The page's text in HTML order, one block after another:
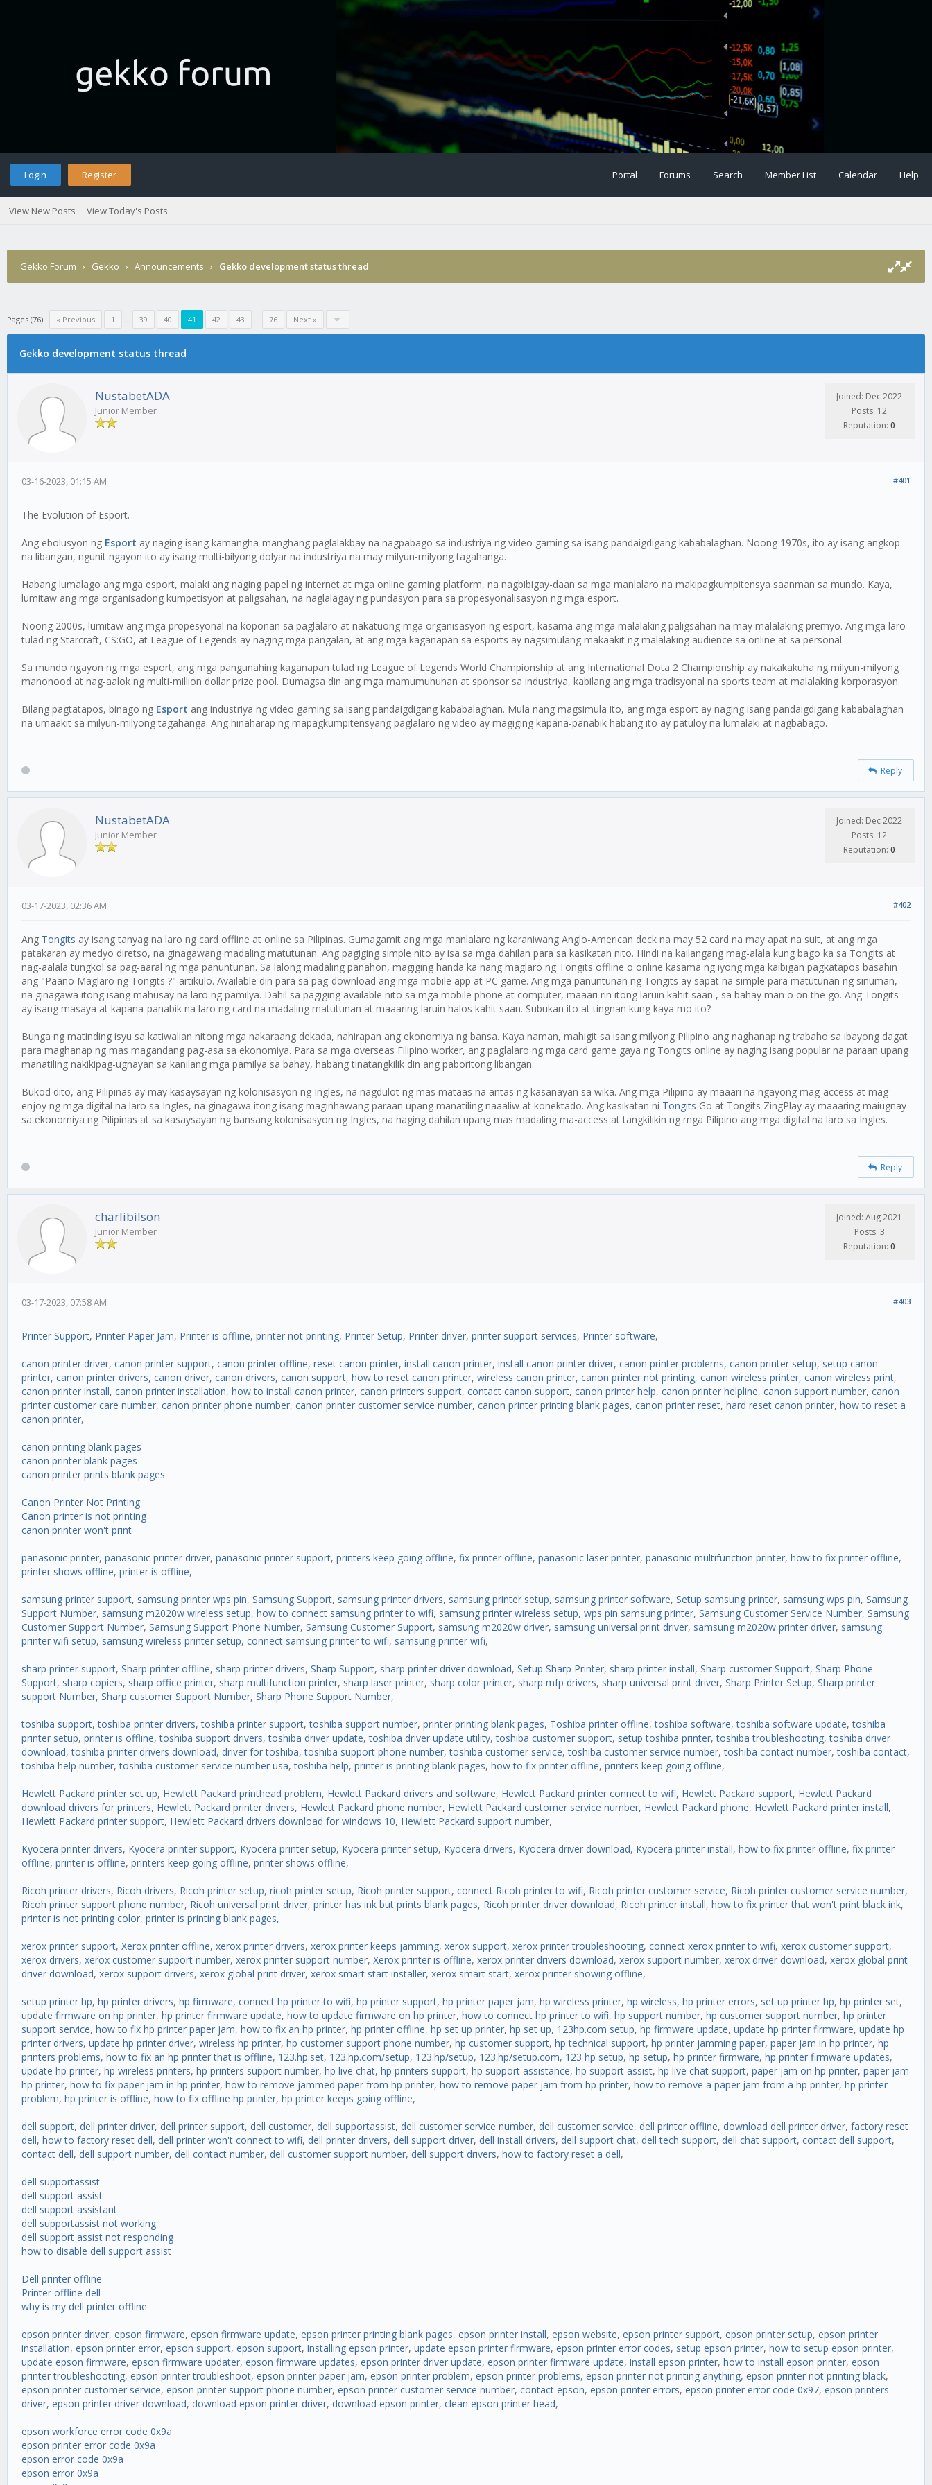
Login Register Portal Forums Search Member List Calendar Help
View New Posts View Today's Posts
Gekko Forum › Gekko › Announcements › Gekko development status thread
Pages (76): « Previous 1 ... 39 40 41 42 43 ... 76 Next »
Gekko development status thread
NustabetADA
Junior Member
Joined: Dec 2022
Posts: 12
Reputation: 0
#401
03-16-2023, 01:15 AM
The Evolution of Esport.
Ang ebolusyon ng Esport ay naging isang kamangha-manghang paglalakbay na nagpabago sa industriya ng video gaming sa isang pandaigdigang kababalaghan. Noong 1970s, ito ay isang angkop
na libangan, ngunit ngayon ito ay isang multi-bilyong dolyar na industriya na may milyun-milyong tagahanga.
Habang lumalago ang mga esport, malaki ang naging papel ng internet at mga online gaming platform, na nagbibigay-daan sa mga manlalaro na makipagkumpitensya saanman sa mundo. Kaya,
lumitaw ang mga organisadong kumpetisyon at paligsahan, na naglalagay ng pundasyon para sa propesyonalisasyon ng mga esport.
Noong 2000s, lumitaw ang mga propesyonal na koponan sa paglalaro at nakatuong mga organisasyon ng esport, kasama ang mga malalaking paligsahan na may malalaking premyo. Ang mga laro
tulad ng Starcraft, CS:GO, at League of Legends ay naging mga pangalan, at ang mga kaganapan sa esports ay nagsimulang makaakit ng malalaking audience sa online at sa personal.
Sa mundo ngayon ng mga esport, ang mga pangunahing kaganapan tulad ng League of Legends World Championship at ang International Dota 2 Championship ay nakakakuha ng milyun-milyong
manonood at nag-aalok ng multi-million dollar prize pool. Dumagsa din ang mga mamumuhunan at sponsor sa industriya, kabilang ang mga tradisyonal na sports team at malalaking korporasyon.
Bilang pagtatapos, binago ng Esport ang industriya ng video gaming sa isang pandaigdigang kababalaghan. Mula nang magsimula ito, ang mga esport ay naging isang pandaigdigang kababalaghan
na umaakit sa milyun-milyong tagahanga. Ang hinaharap ng mapagkumpitensyang paglalaro ng video ay magiging kapana-panabik habang ito ay patuloy na lumalaki at nagbabago.
Reply
NustabetADA
Junior Member
Joined: Dec 2022
Posts: 12
Reputation: 0
#402
03-17-2023, 02:36 AM
Ang Tongits ay isang tanyag na laro ng card offline at online sa Pilipinas. Gumagamit ang mga manlalaro ng karaniwang Anglo-American deck na may 52 card na may apat na suit, at ang mga
patakaran ay medyo diretso, na ginagawang madaling matutunan. Ang pagiging simple nito ay isa sa mga dahilan para sa kasikatan nito. Hindi na kailangang mag-alala kung bago ka sa Tongits at
nag-aalala tungkol sa pag-aaral ng mga panuntunan. Sa lalong madaling panahon, magiging handa ka nang maglaro ng Tongits offline o online kasama ng iyong mga kaibigan pagkatapos basahin
ang "Paano Maglaro ng Tongits ?" artikulo. Available din para sa pag-download ang mga mobile app at PC game. Ang mga panuntunan ng Tongits ay sapat na simple para matutunan ng sinuman,
na ginagawa itong isang mahusay na laro ng pamilya. Dahil sa pagiging available nito sa mga mobile phone at computer, maaari rin itong laruin kahit saan , sa bahay man o on the go. Ang Tongits
ay isang masaya at kapana-panabik na laro ng card na madaling matutunan at maaaring laruin halos kahit saan. Subukan ito at tingnan kung kaya mo ito?
Bunga ng matinding isyu sa katiwalian nitong mga nakaraang dekada, nahirapan ang ekonomiya ng bansa. Kaya naman, mahigit sa isang milyong Pilipino ang naghanap ng trabaho sa ibayong dagat
para maghanap ng mas magandang pag-asa sa ekonomiya. Para sa mga overseas Filipino worker, ang paglalaro ng mga card game gaya ng Tongits online ay naging isang popular na paraan upang
manatiling nakikipag-ugnayan sa kanilang mga pamilya sa bahay, habang tinatangkilik din ang paboritong libangan.
Bukod dito, ang Pilipinas ay may kasaysayan ng kolonisasyon ng Ingles, na nagdulot ng mas mataas na antas ng kasanayan sa wika. Ang mga Pilipino ay maaari na ngayong mag-access at mag-
enjoy ng mga digital na laro sa Ingles, na ginagawa itong isang maginhawang paraan upang manatiling naaaliw at konektado. Ang kasikatan ni Tongits Go at Tongits ZingPlay ay maaaring maiugnay
sa ekonomiya ng Pilipinas at sa kasaysayan ng bansang kolonisasyon ng Ingles, na naging dahilan upang mas madaling ma-access at tangkilikin ng mga Pilipino ang mga digital na laro sa Ingles.
Reply
charlibilson
Junior Member
Joined: Aug 2021
Posts: 3
Reputation: 0
#403
03-17-2023, 07:58 AM
Printer Support, Printer Paper Jam, Printer is offline, printer not printing, Printer Setup, Printer driver, printer support services, Printer software,
canon printer driver, canon printer support, canon printer offline, reset canon printer, install canon printer, install canon printer driver, canon printer problems, canon printer setup, setup canon
printer, canon printer drivers, canon driver, canon drivers, canon support, how to reset canon printer, wireless canon printer, canon printer not printing, canon wireless printer, canon wireless print,
canon printer install, canon printer installation, how to install canon printer, canon printers support, contact canon support, canon printer help, canon printer helpline, canon support number, canon
printer customer care number, canon printer phone number, canon printer customer service number, canon printer printing blank pages, canon printer reset, hard reset canon printer, how to reset a
canon printer,
canon printing blank pages
canon printer blank pages
canon printer prints blank pages
Canon Printer Not Printing
Canon printer is not printing
canon printer won't print
panasonic printer, panasonic printer driver, panasonic printer support, printers keep going offline, fix printer offline, panasonic laser printer, panasonic multifunction printer, how to fix printer offline,
printer shows offline, printer is offline,
samsung printer support, samsung printer wps pin, Samsung Support, samsung printer drivers, samsung printer setup, samsung printer software, Setup samsung printer, samsung wps pin, Samsung
Support Number, samsung m2020w wireless setup, how to connect samsung printer to wifi, samsung printer wireless setup, wps pin samsung printer, Samsung Customer Service Number, Samsung
Customer Support Number, Samsung Support Phone Number, Samsung Customer Support, samsung m2020w driver, samsung universal print driver, samsung m2020w printer driver, samsung
printer wifi setup, samsung wireless printer setup, connect samsung printer to wifi, samsung printer wifi,
sharp printer support, Sharp printer offline, sharp printer drivers, Sharp Support, sharp printer driver download, Setup Sharp Printer, sharp printer install, Sharp customer Support, Sharp Phone
Support, sharp copiers, sharp office printer, sharp multifunction printer, sharp laser printer, sharp color printer, sharp mfp drivers, sharp universal print driver, Sharp Printer Setup, Sharp printer
support Number, Sharp customer Support Number, Sharp Phone Support Number,
toshiba support,toshiba printer drivers,toshiba printer support,toshiba support number, printer printing blank pages, Toshiba printer offline,toshiba software,toshiba software update,toshiba
printer setup, printer is offline,toshiba support drivers,toshiba driver update,toshiba driver update utility,toshiba customer support, setup toshiba printer,toshiba troubleshooting,toshiba driver
download,toshiba printer drivers download, driver for toshiba,toshiba support phone number,toshiba customer service,toshiba customer service number,toshiba contact number,toshiba contact,
toshiba help number,toshiba customer service number usa,toshiba help, printer is printing blank pages, how to fix printer offline, printers keep going offline,
Hewlett Packard printer set up, Hewlett Packard printhead problem, Hewlett Packard drivers and software, Hewlett Packard printer connect to wifi, Hewlett Packard support, Hewlett Packard
download drivers for printers, Hewlett Packard printer drivers, Hewlett Packard phone number, Hewlett Packard customer service number, Hewlett Packard phone, Hewlett Packard printer install,
Hewlett Packard printer support, Hewlett Packard drivers download for windows 10, Hewlett Packard support number,
Kyocera printer drivers, Kyocera printer support, Kyocera printer setup, Kyocera printer setup, Kyocera drivers, Kyocera driver download, Kyocera printer install, how to fix printer offline, fix printer
offline, printer is offline, printers keep going offline, printer shows offline,
Ricoh printer drivers, Ricoh drivers, Ricoh printer setup, ricoh printer setup, Ricoh printer support, connect Ricoh printer to wifi, Ricoh printer customer service, Ricoh printer customer service number,
Ricoh printer support phone number, Ricoh universal print driver, printer has ink but prints blank pages, Ricoh printer driver download, Ricoh printer install, how to fix printer that won't print black ink,
printer is not printing color, printer is printing blank pages,
xerox printer support, Xerox printer offline, xerox printer drivers, xerox printer keeps jamming, xerox support, xerox printer troubleshooting, connect xerox printer to wifi, xerox customer support,
xerox drivers, xerox customer support number, xerox printer support number, Xerox printer is offline, xerox printer drivers download, xerox support number, xerox driver download, xerox global print
driver download, xerox support drivers, xerox global print driver, xerox smart start installer, xerox smart start, xerox printer showing offline,
setup printer hp, hp printer drivers, hp firmware, connect hp printer to wifi, hp printer support, hp printer paper jam, hp wireless printer, hp wireless, hp printer errors, set up printer hp, hp printer set,
update firmware on hp printer, hp printer firmware update, how to update firmware on hp printer, how to connect hp printer to wifi, hp support number, hp customer support number, hp printer
support service, how to fix hp printer paper jam, how to fix an hp printer, hp printer offline, hp set up printer, hp set up, 123hp.com setup, hp firmware update, update hp printer firmware, update hp
printer drivers, update hp printer driver, wireless hp printer, hp customer support phone number, hp customer support, hp technical support, hp printer jamming paper, paper jam in hp printer, hp
printers problems, how to fix an hp printer that is offline, 123.hp.set, 123.hp.com/setup, 123.hp/setup, 123.hp/setup.com, 123 hp setup, hp setup, hp printer firmware, hp printer firmware updates,
update hp printer, hp wireless printers, hp printers support number, hp live chat, hp printers support, hp support assistance, hp support assist, hp live chat support, paper jam on hp printer, paper jam
hp printer, how to fix paper jam in hp printer, how to remove jammed paper from hp printer, how to remove paper jam from hp printer, how to remove a paper jam from a hp printer, hp printer
problem, hp printer is offline, how to fix offline hp printer, hp printer keeps going offline,
dell support, dell printer driver, dell printer support, dell customer, dell supportassist, dell customer service number, dell customer service, dell printer offline, download dell printer driver, factory reset
dell, how to factory reset dell, dell printer won't connect to wifi, dell printer drivers, dell support driver, dell install drivers, dell support chat, dell tech support, dell chat support, contact dell support,
contact dell, dell support number, dell contact number, dell customer support number, dell support drivers, how to factory reset a dell,
dell supportassist
dell support assist
dell support assistant
dell supportassist not working
dell support assist not responding
how to disable dell support assist
Dell printer offline
Printer offline dell
why is my dell printer offline
epson printer driver, epson firmware, epson firmware update, epson printer printing blank pages, epson printer install, epson website, epson printer support, epson printer setup, epson printer
installation, epson printer error, epson support, epson support, installing epson printer, update epson printer firmware, epson printer error codes, setup epson printer, how to setup epson printer,
update epson firmware, epson firmware updater, epson firmware updates, epson printer driver update, epson printer firmware update, install epson printer, how to install epson printer, epson
printer troubleshooting, epson printer troubleshoot, epson printer paper jam, epson printer problem, epson printer problems, epson printer not printing anything, epson printer not printing black,
epson printer customer service, epson printer support phone number, epson printer customer service number, contact epson, epson printer errors, epson printer error code 0x97, epson printers
driver, epson printer driver download, download epson printer driver, download epson printer, clean epson printer head,
epson workforce error code 0x9a
epson printer error code 0x9a
epson error code 0x9a
epson error 0x9a